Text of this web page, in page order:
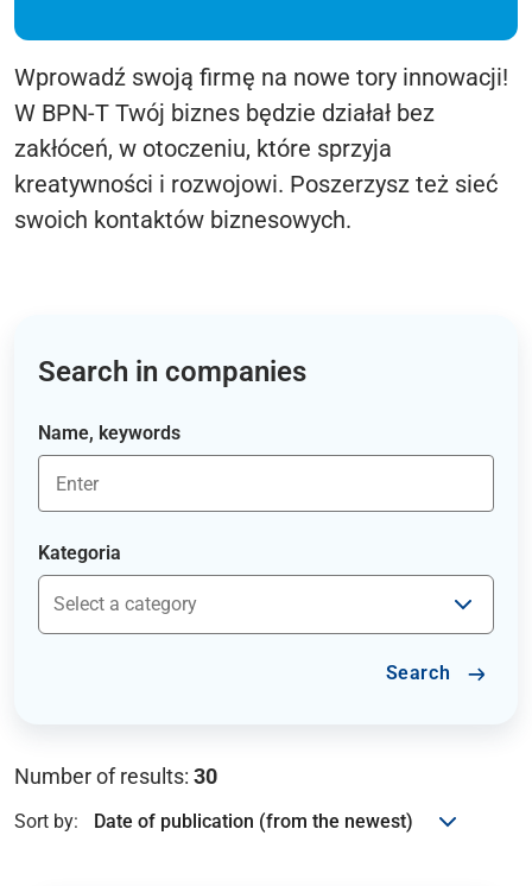
Wprowadź swoją firmę na nowe tory innowacji!
W BPN-T Twój biznes będzie działał bez
zakłóceń, w otoczeniu, które sprzyja
kreatywności i rozwojowi. Poszerzysz też sieć
swoich kontaktów biznesowych.
Search in companies
Name, keywords
Kategoria
Search
Number of results: 30
Sort by: